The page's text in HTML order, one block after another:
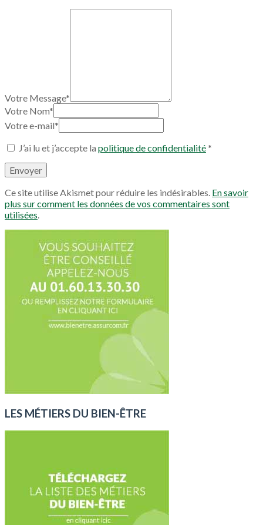
Votre Message*
Votre Nom*
Votre e-mail*
J’ai lu et j’accepte la politique de confidentialité*
Ce site utilise Akismet pour réduire les indésirables. En savoir
plus sur comment les données de vos commentaires sont
utilisées.
LES MÉTIERS DU BIEN-ÊTRE